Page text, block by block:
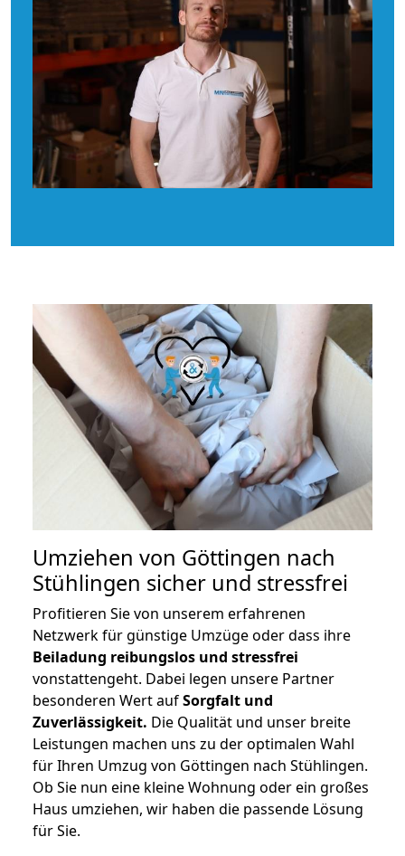
Umziehen von Göttingen nach
Stühlingen sicher und stressfrei
Profitieren Sie von unserem erfahrenen
Netzwerk für günstige Umzüge oder dass ihre
Beiladung reibungslos und stressfrei
vonstattengeht. Dabei legen unsere Partner
besonderen Wert aufSorgfalt und
Zuverlässigkeit. Die Qualität und unser breite
Leistungen machen uns zu der optimalen Wahl
für Ihren Umzug von Göttingen nach Stühlingen.
Ob Sie nun eine kleine Wohnung oder ein großes
Haus umziehen, wir haben die passende Lösung
für Sie.